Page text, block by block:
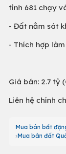
tỉnh 681 chạy
- Đất nằm sát
- Thích hợp
Giá bán: 2.7 tỷ
Liên hệ chính
Mua bán bất
Mua bán đất